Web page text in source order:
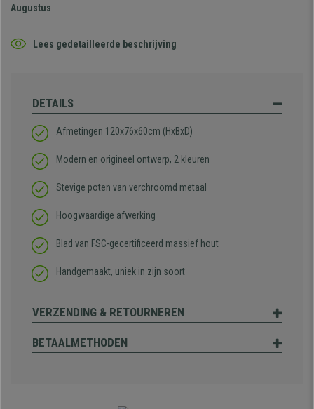
Augustus
Lees gedetailleerde beschrijving
DETAILS
Afmetingen 120x76x60cm (HxBxD)
Modern en origineel ontwerp, 2 kleuren
Stevige poten van verchroomd metaal
Hoogwaardige afwerking
Blad van FSC-gecertificeerd massief hout
Handgemaakt, uniek in zijn soort
VERZENDING & RETOURNEREN
BETAALMETHODEN